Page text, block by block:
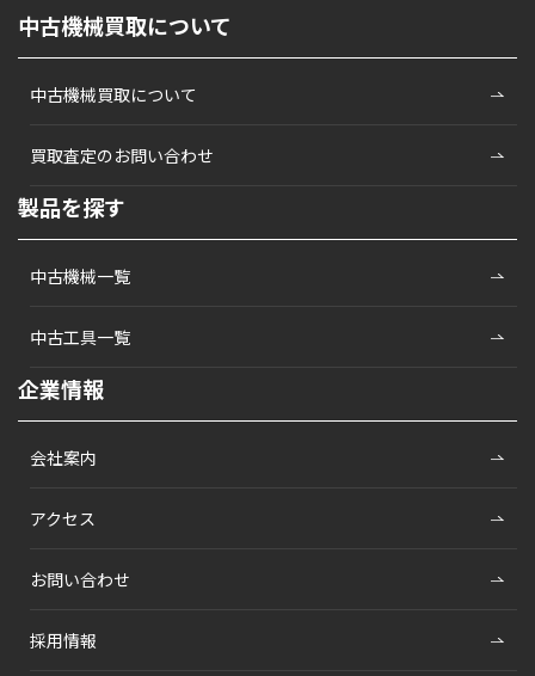
中古機械買取について
中古機械買取について
買取査定のお問い合わせ
製品を探す
中古機械一覧
中古工具一覧
企業情報
会社案内
アクセス
お問い合わせ
採用情報